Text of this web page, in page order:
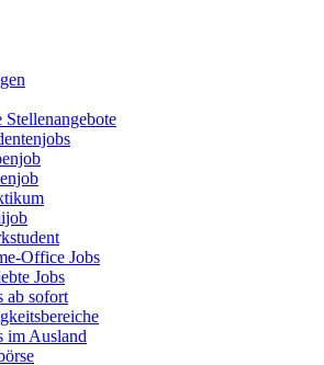
Stellenangebote
Office Jobs
Jobs
ab sofort
im Ausland